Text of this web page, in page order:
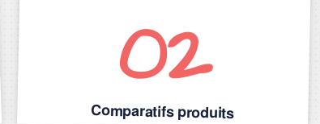
02
Comparatifs produits